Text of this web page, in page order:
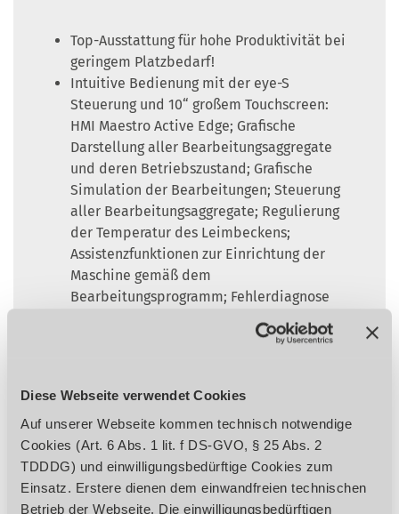
Diese Webseite verwendet Cookies
Auf unserer Webseite kommen technisch notwendige
Cookies (Art. 6 Abs. 1 lit. f DS-GVO, § 25 Abs. 2
TDDDG) und einwilligungsbedürftige Cookies zum
Einsatz. Erstere dienen dem einwandfreien technischen
Betrieb der Webseite. Die einwilligungsbedürftigen
Top-Ausstattung für hohe Produktivität bei
geringem Platzbedarf!
Intuitive Bedienung mit der eye-S
Steuerung und 10“ großem Touchscreen:
HMI Maestro Active Edge; Grafische
Darstellung aller Bearbeitungsaggregate
und deren Betriebszustand; Grafische
Simulation der Bearbeitungen; Steuerung
aller Bearbeitungsaggregate; Regulierung
der Temperatur des Leimbeckens;
Assistenzfunktionen zur Einrichtung der
Maschine gemäß dem
Bearbeitungsprogramm; Fehlerdiagnose
zur schnellen Behebung einfacher Fehler;
Statistik über Bearbeitungsparameter;
Industrie 4.0 mit
Datenübertragungsprotokoll API REST
Hervorragende Zugänglichkeit zu den
Arbeitsaggregaten dank der großen Haube,
die Schutz und Geräuschreduzierung
gewährleistet